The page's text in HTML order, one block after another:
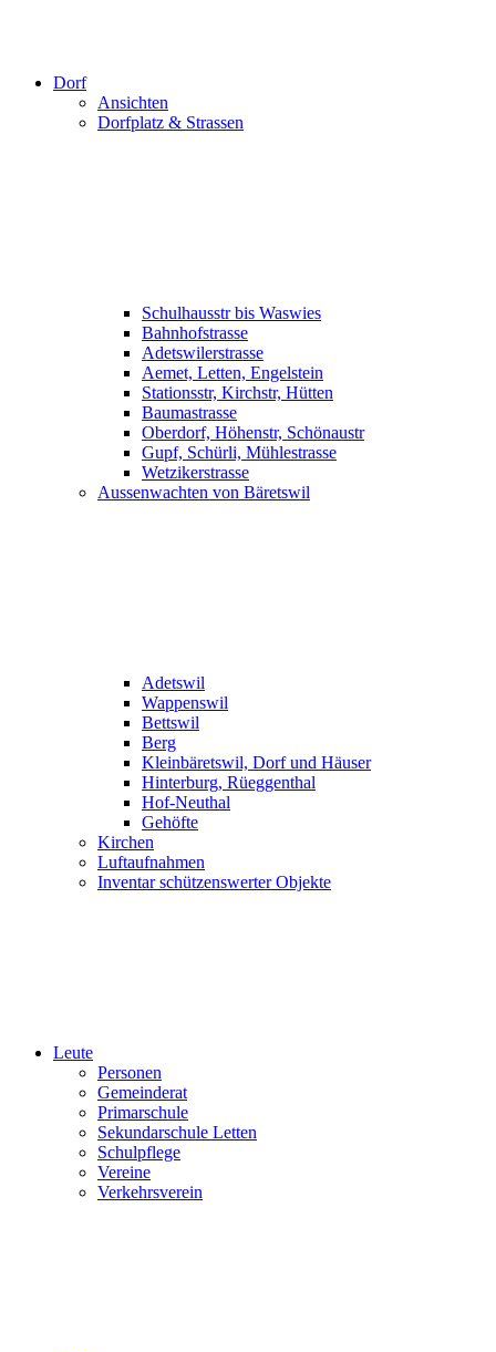
Dorf
Ansichten
Dorfplatz & Strassen
Schulhausstr bis Waswies
Bahnhofstrasse
Adetswilerstrasse
Aemet, Letten, Engelstein
Stationsstr, Kirchstr, Hütten
Baumastrasse
Oberdorf, Höhenstr, Schönaustr
Gupf, Schürli, Mühlestrasse
Wetzikerstrasse
Aussenwachten von Bäretswil
Adetswil
Wappenswil
Bettswil
Berg
Kleinbäretswil, Dorf und Häuser
Hinterburg, Rüeggenthal
Hof-Neuthal
Gehöfte
Kirchen
Luftaufnahmen
Inventar schützenswerter Objekte
Leute
Personen
Gemeinderat
Primarschule
Sekundarschule Letten
Schulpflege
Vereine
Verkehrsverein